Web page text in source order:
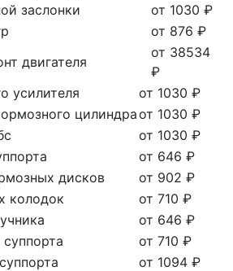
заслонки
от 1030 ₽
от 876 ₽
двигателя
от 38534
₽
усилителя
от 1030 ₽
цилиндраот 1030 ₽
от 1030 ₽
от 646 ₽
дисков
от 902 ₽
колодок
от 710 ₽
от 646 ₽
от 710 ₽
от 1094 ₽